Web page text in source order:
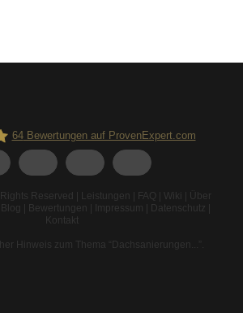
64Bewertungen auf ProvenExpert.com
Reserved | Leistungen | FAQ | Wiki | Über
Blog | Bewertungen | Impressum | Datenschutz |
Kontakt
Hinweis zum Thema “Dachsanierungen...” .